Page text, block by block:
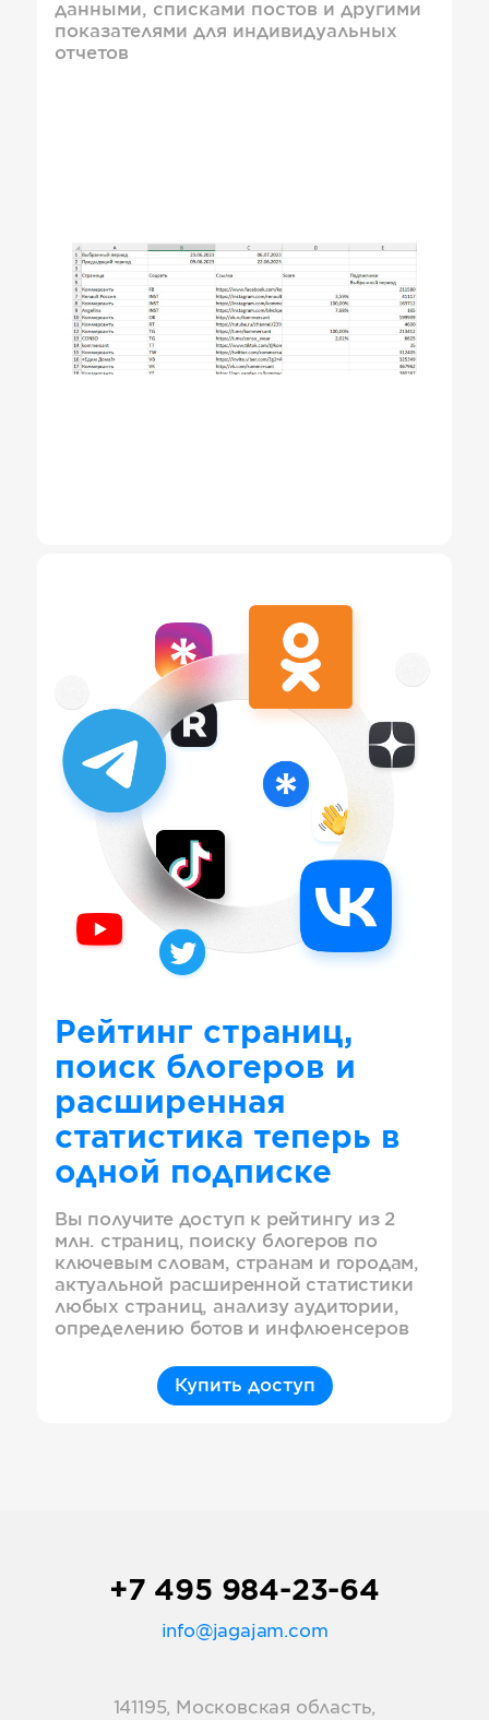
данными, списками постов и другими
показателями для индивидуальных
отчетов
Рейтинг страниц,
поиск блогеров и
расширенная
статистика теперь в
одной подписке
Вы получите доступ к рейтингу из 2
млн. страниц, поиску блогеров по
ключевым словам, странам и городам,
актуальной расширенной статистики
любых страниц, анализу аудитории,
определению ботов и инфлюенсеров
Купить доступ
+7 495 984-23-64
info@jagajam.com
141195, Московская область,